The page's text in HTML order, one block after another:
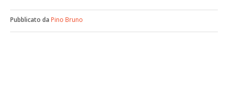
Pubblicato da Pino Bruno